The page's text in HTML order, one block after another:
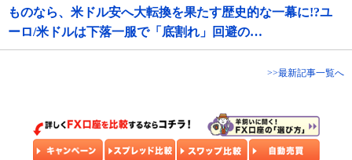
ものなら、米ドル安へ大転換を果たす歴史的な一幕に!?ユ
ーロ/米ドルは下落一服で「底割れ」回避の…
>>最新記事一覧へ